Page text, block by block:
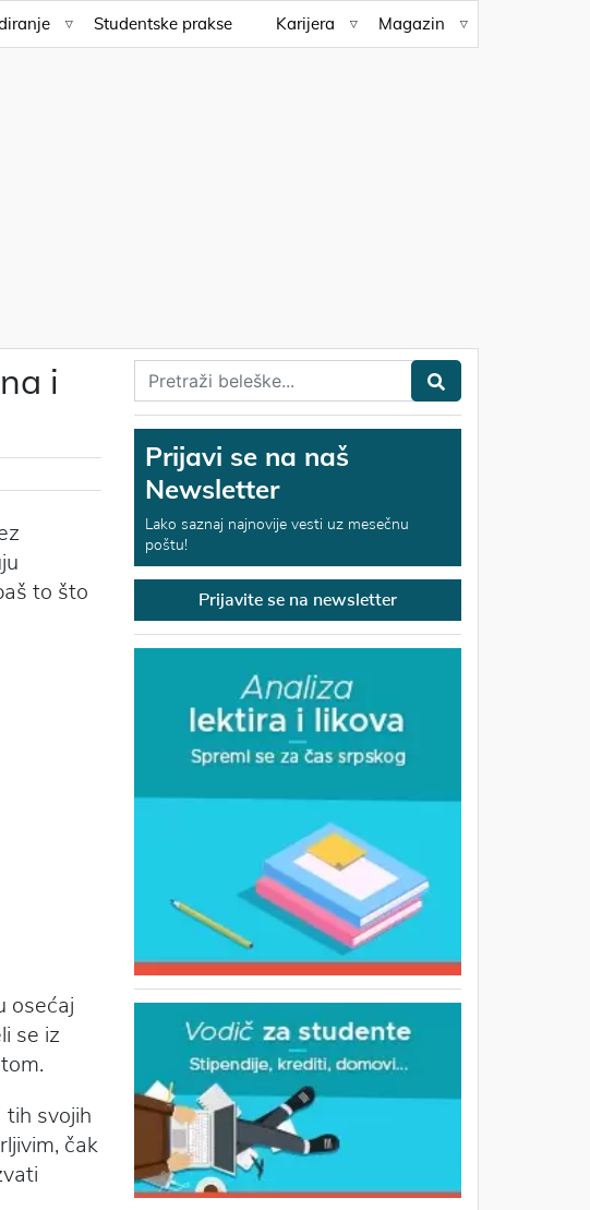
Studentske prakse Karijera Magazin
i
to što
osećaj
se iz
tih svojih
čak
Prijavi se na naš
Newsletter
Lako saznaj najnovije vesti uz mesečnu
poštu!
Prijavite se na newsletter